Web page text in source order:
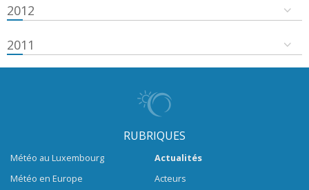
2012
2011
RUBRIQUES
Météo au Luxembourg
Météo en Europe
Actualités
Acteurs